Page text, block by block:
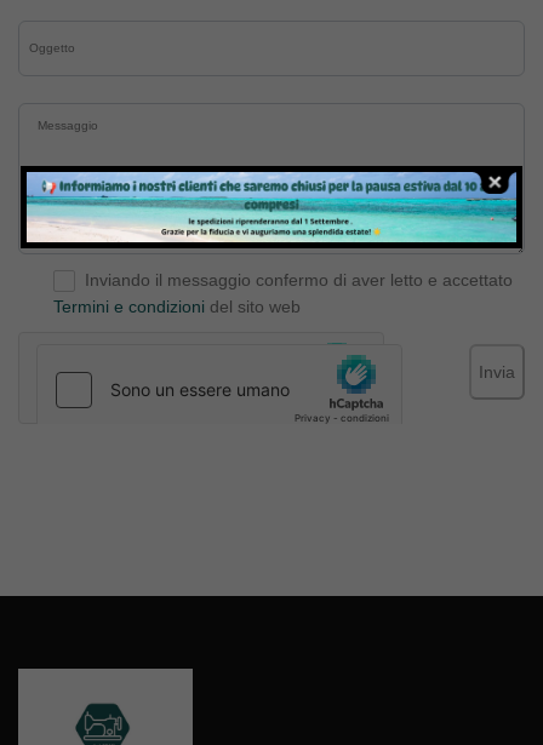
Inviando il messaggio confermo di aver letto e accettato
Termini e condizioni del sito web
Invia